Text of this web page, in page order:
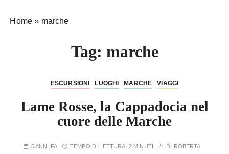
Home » marche
Tag: marche
ESCURSIONI LUOGHI MARCHE VIAGGI
Lame Rosse, la Cappadocia nel
cuore delle Marche
5 ANNI FA TEMPO DI LETTURA: 2 MINUTI DI ROBERTA